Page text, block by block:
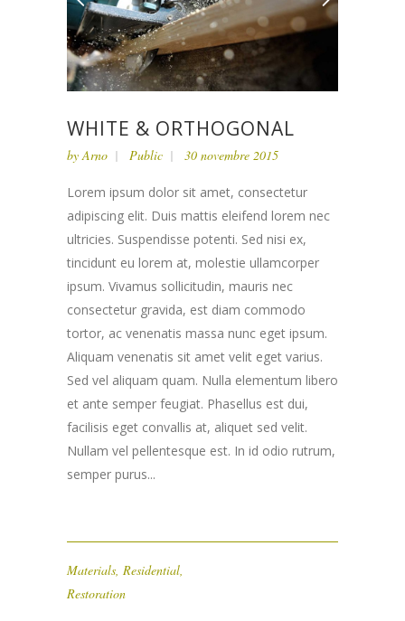
WHITE & ORTHOGONAL
byArno Public 30 novembre 2015
Lorem ipsum dolor sit amet, consectetur
adipiscing elit. Duis mattis eleifend lorem nec
ultricies. Suspendisse potenti. Sed nisi ex,
tincidunt eu lorem at, molestie ullamcorper
ipsum. Vivamus sollicitudin, mauris nec
consectetur gravida, est diam commodo
tortor, ac venenatis massa nunc eget ipsum.
Aliquam venenatis sit amet velit eget varius.
Sed vel aliquam quam. Nulla elementum libero
et ante semper feugiat. Phasellus est dui,
facilisis eget convallis at, aliquet sed velit.
Nullam vel pellentesque est. In id odio rutrum,
semper purus...
Materials, Residential,
Restoration